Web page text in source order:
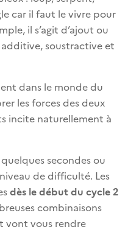
car il faut le vivre pour
il s’agit d’ajout ou
soustractive et
dans le monde du
les forces des deux
incite naturellement à
secondes ou
de difficulté. Les
dès le début du cycle 2
combinaisons
vont vous rendre